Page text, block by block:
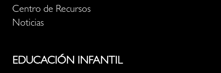
Centro de Recursos
Noticias
EDUCACIÓN INFANTIL